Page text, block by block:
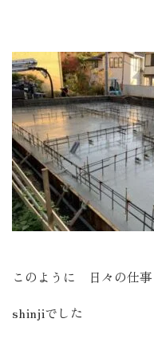
このように 日々の仕
shinjiでした